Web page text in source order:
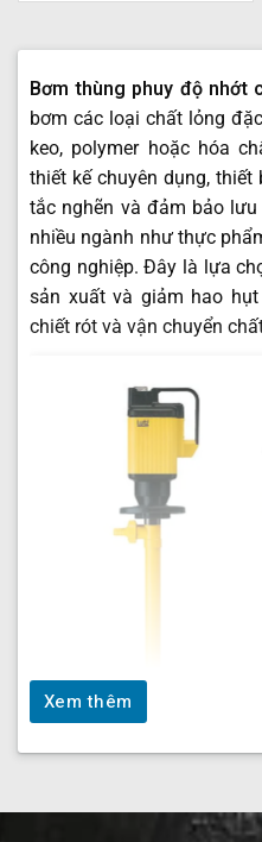
Bơm thùng phuy độ nhớt
bơm các loại chất lỏng
keo, polymer hoặc hóa
thiết kế chuyên dụng,
tắc nghẽn và đảm bảo
nhiều ngành như thực
công nghiệp. Đây là lựa
sản xuất và giảm hao
chiết rót và vận chuyển
Xem thêm